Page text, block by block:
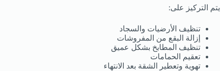
يتم التركيز على:
تنظيف الأرضيات والسجاد
إزالة البقع من المفروشات
تنظيف المطابخ بشكل عميق
تعقيم الحمامات
تهوية وتعطير الشقة بعد الانتهاء